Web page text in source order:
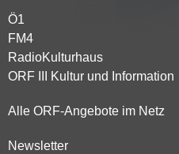
Partnersender
Ö1
FM4
RadioKulturhaus
ORF III Kultur und Information
Alle ORF-Angebote im Netz
Newsletter